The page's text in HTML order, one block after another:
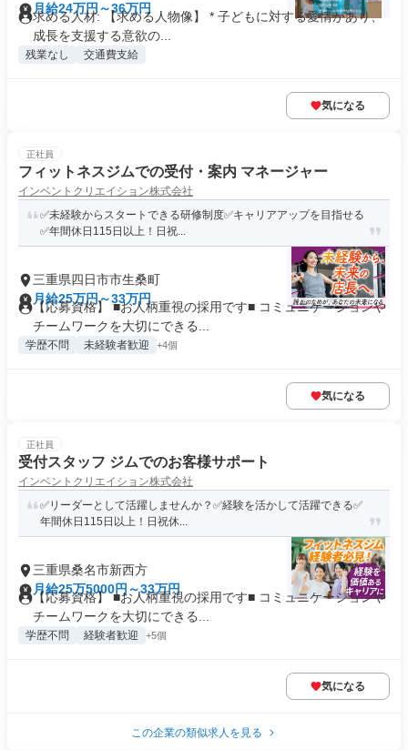
月給24万円～36万円
求める人材: 【求める人物像】 * 子どもに対する愛情があり、
成長を支援する意欲の...
残業なし 交通費支給
気になる
正社員
フィットネスジムでの受付・案内 マネージャー
インベントクリエイション株式会社
✅未経験からスタートできる研修制度✅️キャリアアップを目指せる
✅年間休日115日以上！日祝...
三重県四日市市生桑町
月給25万円～33万円
【応募資格】 ■お人柄重視の採用です■ コミュニケーションや
チームワークを大切にできる...
学歴不問 未経験者歓迎 +4個
気になる
正社員
受付スタッフ ジムでのお客様サポート
インベントクリエイション株式会社
✅️リーダーとして活躍しませんか？✅経験を活かして活躍できる✅
年間休日115日以上！日祝休...
三重県桑名市新西方
月給25万5000円～33万円
【応募資格】 ■お人柄重視の採用です■ コミュニケーションや
チームワークを大切にできる...
学歴不問 経験者歓迎 +5個
気になる
この企業の類似求人を見る